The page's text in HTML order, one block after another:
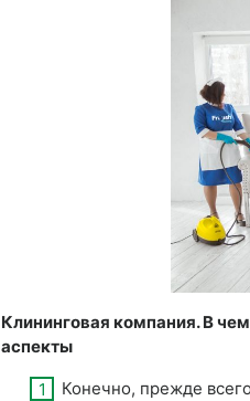
Клининговая компания. В
аспекты
Конечно, прежде